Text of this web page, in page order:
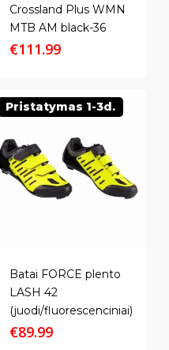
Crossland Plus WMN
MTB AM black-36
€111.99
Batai FORCE plento
LASH 42
(juodi/fluorescenciniai)
€89.99
Pristatymas 1-3d.